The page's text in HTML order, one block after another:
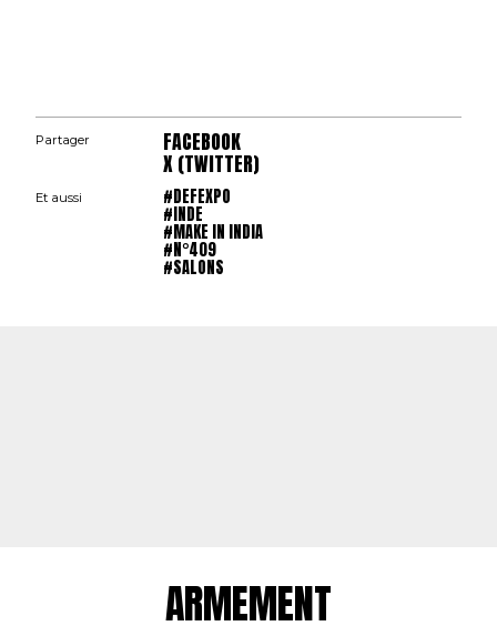
Partager FACEBOOK
X (TWITTER)
Et aussi #DEFEXPO
#INDE
#MAKE IN INDIA
#N°409
#SALONS
ARMEMENT